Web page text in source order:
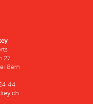
27
Bern
44